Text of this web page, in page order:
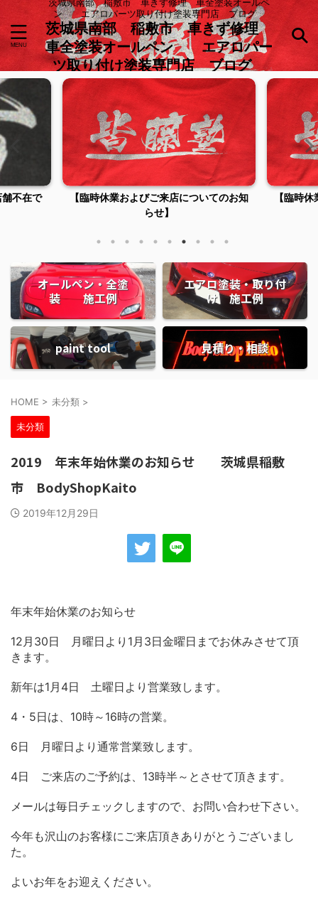
ン エアロパーツ取り付け塗装専門店 ブログ
茨城県南部 稲敷市 車きず修理
車全塗装オールペン エアロパー
ツ取り付け塗装専門店 ブログ
不在で
【臨時休業およびご来店についてのお知
らせ】
【臨時
オールペン・全塗
装 施工例
エアロ塗装・取り付
け 施工例
paint tool 見積り・相談
HOME > 未分類 >
未分類
2019 年末年始休業のお知らせ 茨城県稲敷
市 BodyShopKaito
2019年12月29日
年末年始休業のお知らせ
12月30日 月曜日より1月3日金曜日までお休みさせて頂
きます。
新年は1月4日 土曜日より営業致します。
4・5日は、10時～16時の営業。
6日 月曜日より通常営業致します。
4日 ご来店のご予約は、13時半～とさせて頂きます。
メールは毎日チェックしますので、お問い合わせ下さい。
今年も沢山のお客様にご来店頂きありがとうございまし
た。
よいお年をお迎えください。